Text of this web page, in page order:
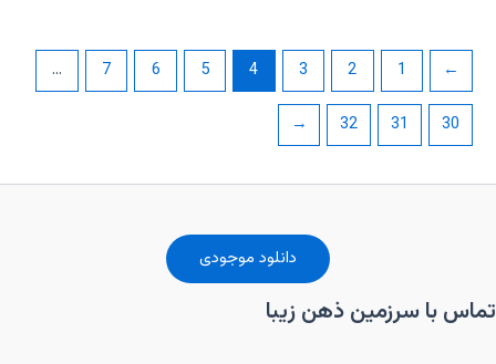
→
1
2
3
4
5
6
7
…
30
31
32
←
دانلود موجودی
تماس با سرزمین ذهن زیبا